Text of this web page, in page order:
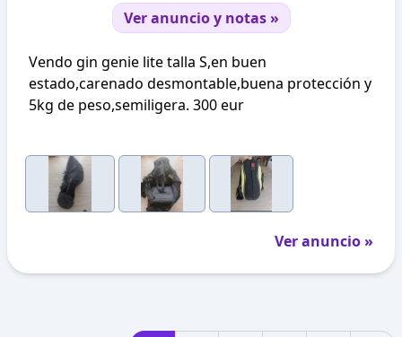
Ver anuncio y notas »
Vendo gin genie lite talla S,en buen
estado,carenado desmontable,buena protección y
5kg de peso,semiligera. 300 eur
Ver anuncio »